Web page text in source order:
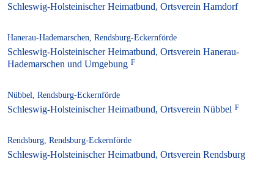
Schleswig-Holsteinischer Heimatbund, Ortsverein Hamdorf
Hanerau-Hademarschen, Rendsburg-Eckernförde
Schleswig-Holsteinischer Heimatbund, Ortsverein Hanerau-
Hademarschen und Umgebung
Nübbel, Rendsburg-Eckernförde
Schleswig-Holsteinischer Heimatbund, Ortsverein Nübbel
Rendsburg, Rendsburg-Eckernförde
Schleswig-Holsteinischer Heimatbund, Ortsverein Rendsburg